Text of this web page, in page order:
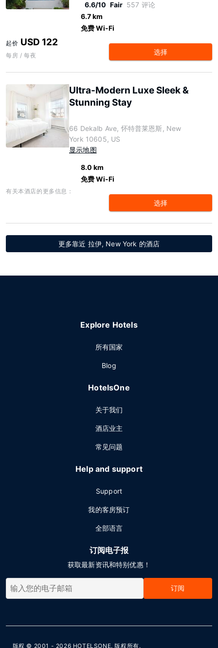
6.6/10 Fair 557 评论
6.7 km
免费 Wi-Fi
起价 USD 122
每房 / 每夜 选择
Ultra-Modern Luxe Sleek &
Stunning Stay
66 Dekalb Ave, 怀特普莱恩斯, New
York 10605, US
显示地图
8.0 km
免费 Wi-Fi
有关本酒店的更多信息：
选择
更多靠近 拉伊, New York 的酒店
Explore Hotels
所有国家
Blog
HotelsOne
关于我们
酒店业主
常见问题
Help and support
Support
我的客房预订
全部语言
订阅电子报
获取最新资讯和特别优惠！
订阅
版权 © 2001 - 2026 HOTELSONE. 版权所有.